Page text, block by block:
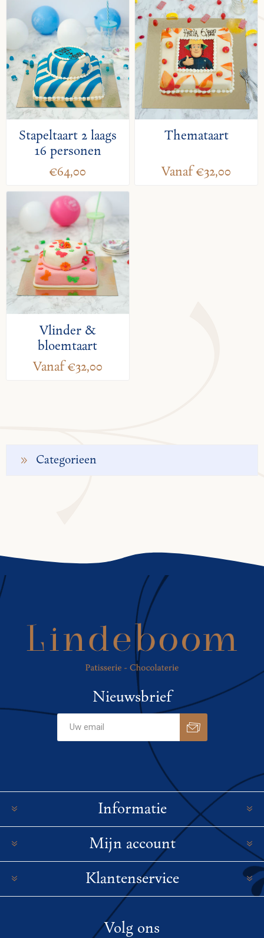
Stapeltaart 2 laags
16 personen
€64,00
Themataart
Vanaf €32,00
Vlinder &
bloemtaart
Vanaf €32,00
Categorieen
Nieuwsbrief
Informatie
Mijn account
Klantenservice
Volg ons